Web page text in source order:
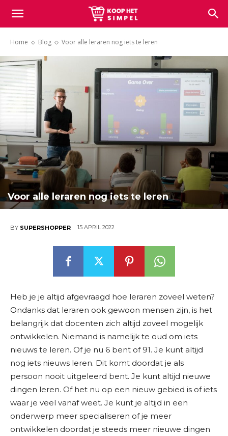
Koop
het
simpel
Home Blog Voor alle leraren nog iets te leren
Voor alle leraren nog iets te leren
BY SUPERSHOPPER 15 APRIL 2022
Heb je je altijd afgevraagd hoe leraren zoveel weten?
Ondanks dat leraren ook gewoon mensen zijn, is het
belangrijk dat docenten zich altijd zoveel mogelijk
ontwikkelen. Niemand is namelijk te oud om iets
nieuws te leren. Of je nu 6 bent of 91. Je kunt altijd
nog iets nieuws leren. Dit komt doordat je als
persoon nooit uitgeleerd bent. Je kunt altijd nieuwe
dingen leren. Of het nu op een nieuw gebied is of iets
waar je veel vanaf weet. Je kunt je altijd in een
onderwerp meer specialiseren of je meer
ontwikkelen doordat je steeds meer nieuwe dingen